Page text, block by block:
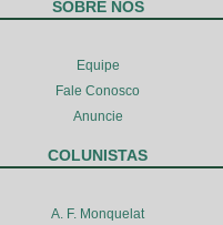
SOBRE NÓS
Equipe
Fale Conosco
Anuncie
COLUNISTAS
A. F. Monquelat